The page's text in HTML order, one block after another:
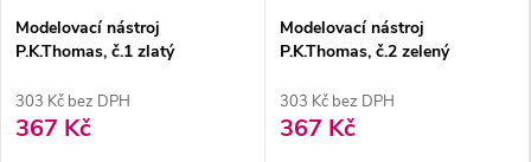
Modelovací nástroj
P.K.Thomas, č.1 zlatý
303 Kč bez DPH
367 Kč
Modelovací nástroj
P.K.Thomas, č.2 zelený
303 Kč bez DPH
367 Kč